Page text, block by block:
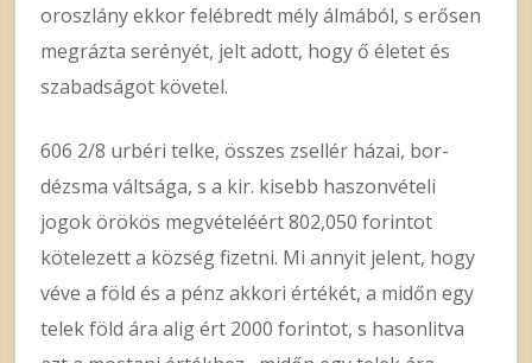
oroszlány ekkor felébredt mély álmából, s erősen
megrázta serényét, jelt adott, hogy ő életet és
szabadságot követel.
606 2/8 urbéri telke, összes zsellér házai, bor-
dézsma váltsága, s a kir. kisebb haszonvételi
jogok örökös megvételéért 802,050 forintot
kötelezett a község fizetni. Mi annyit jelent, hogy
véve a föld és a pénz akkori értékét, a midőn egy
telek föld ára alig ért 2000 forintot, s hasonlitva